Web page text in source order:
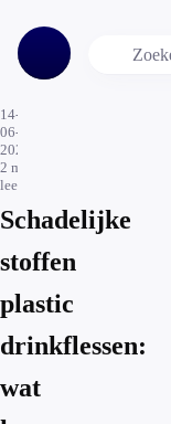
14-
06-
2024
2 min.
leestijd
Schadelijke
stoffen
plastic
drinkflessen:
wat